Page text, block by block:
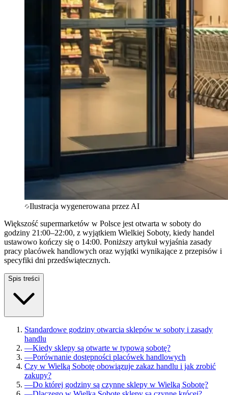
Ilustracja wygenerowana przez AI
Większość supermarketów w Polsce jest otwarta w soboty do
godziny 21:00–22:00, z wyjątkiem Wielkiej Soboty, kiedy handel
ustawowo kończy się o 14:00. Poniższy artykuł wyjaśnia zasady
pracy placówek handlowych oraz wyjątki wynikające z przepisów i
specyfiki dni przedświątecznych.
Spis treści
Standardowe godziny otwarcia sklepów w soboty i zasady
handlu
—Kiedy sklepy są otwarte w typową sobotę?
—Porównanie dostępności placówek handlowych
Czy w Wielką Sobotę obowiązuje zakaz handlu i jak zrobić
zakupy?
—Do której godziny są czynne sklepy w Wielką Sobotę?